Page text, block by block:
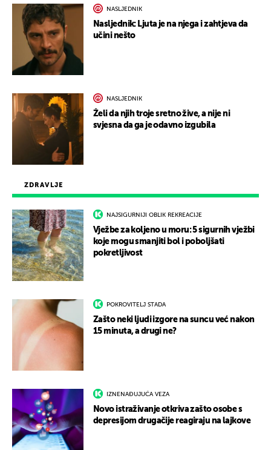
ZDRAVLJE
NAJSIGURNIJI OBLIK REKREACIJE
Vježbe za koljeno u moru: 5 sigurnih vježbi
koje mogu smanjiti bol i poboljšati
pokretljivost
POKROVITELJ STADA
Zašto neki ljudi izgore na suncu već nakon
15 minuta, a drugi ne?
IZNENAĐUJUĆA VEZA
Novo istraživanje otkriva zašto osobe s
depresijom drugačije reagiraju na lajkove
NASLJEDNIK
Nasljednik: Ljuta je na njega i zahtjeva da
učini nešto
NASLJEDNIK
Želi da njih troje sretno žive, a nije ni
svjesna da ga je odavno izgubila